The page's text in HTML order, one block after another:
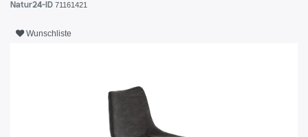
Natur24-ID 71161421
Wunschliste